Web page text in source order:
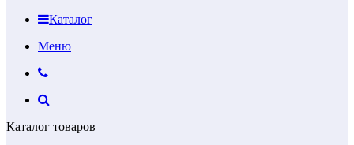
Каталог
Меню
Каталог товаров